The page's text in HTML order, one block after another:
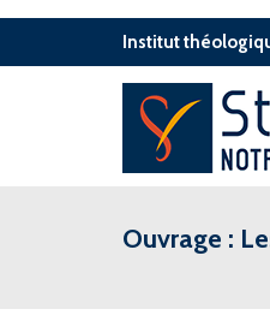
Institut
Ouvrage :